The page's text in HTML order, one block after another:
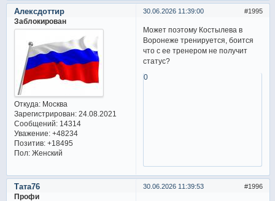
1995
30.06.2026 11:39:00
Алексдоттир
Заблокирован
Откуда:Москва
Зарегистрирован: 24.08.2021
Сообщений:14314
Уважение: +48234
Позитив: +18495
Пол:Женский
Может поэтому Костылева в
Воронеже тренируется, боится
что с ее тренером не получит
статус?
0
1996
30.06.2026 11:39:53
Тата76
Профи